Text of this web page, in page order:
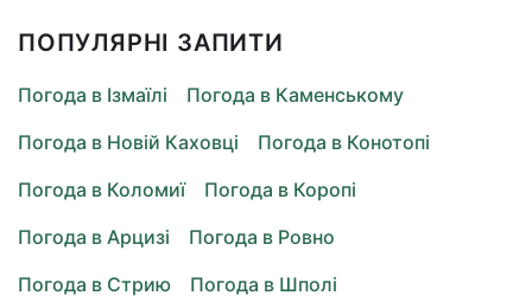
ПОПУЛЯРНІ ЗАПИТИ
Погода в Ізмаїлі
Погода в Каменському
Погода в Новій Каховці
Погода в Конотопі
Погода в Коломиї
Погода в Коропі
Погода в Арцизі
Погода в Ровно
Погода в Стрию
Погода в Шполі